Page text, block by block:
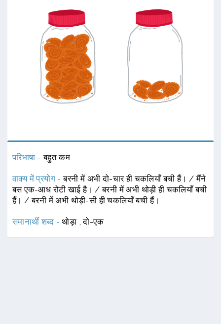
परिभाषा -बहुत कम
वाक्य में प्रयोग -बरनी में अभी दो-चार ही चकलियाँ बची हैं। / मैंने
बस एक-आध रोटी खाई है। / बरनी में अभी थोड़ी ही चकलियाँ बची
हैं। / बरनी में अभी थोड़ी-सी ही चकलियाँ बची हैं।
समानार्थी शब्द -थोड़ा ,दो-एक